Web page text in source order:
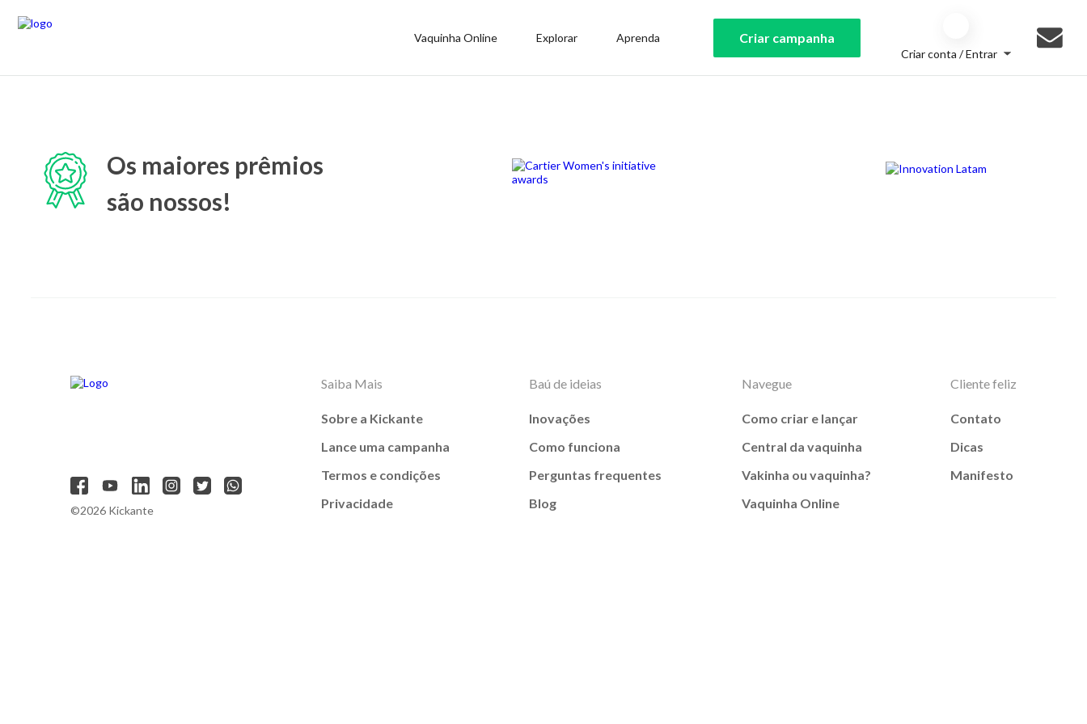
Vaquinha Online Explorar Aprenda Criar campanha
Criar conta / Entrar
Os maiores prêmios
são nossos!
©2026 Kickante
Saiba Mais
Sobre a Kickante
Lance uma campanha
Termos e condições
Privacidade
Baú de ideias
Inovações
Como funciona
Perguntas frequentes
Blog
Navegue
Como criar e lançar
Central da vaquinha
Vakinha ou vaquinha?
Vaquinha Online
Cliente feliz
Contato
Dicas
Manifesto